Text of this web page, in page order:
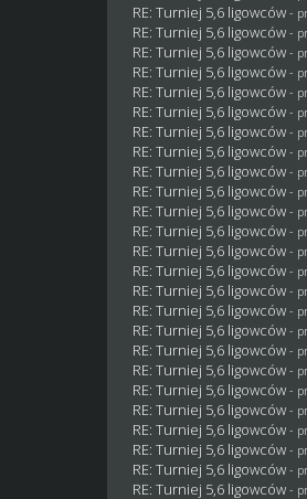
RE: Turniej 5,6 ligowców -
RE: Turniej 5,6 ligowców -
RE: Turniej 5,6 ligowców -
RE: Turniej 5,6 ligowców -
RE: Turniej 5,6 ligowców -
RE: Turniej 5,6 ligowców -
RE: Turniej 5,6 ligowców -
RE: Turniej 5,6 ligowców -
RE: Turniej 5,6 ligowców -
RE: Turniej 5,6 ligowców -
RE: Turniej 5,6 ligowców -
RE: Turniej 5,6 ligowców -
RE: Turniej 5,6 ligowców -
RE: Turniej 5,6 ligowców -
RE: Turniej 5,6 ligowców -
RE: Turniej 5,6 ligowców -
RE: Turniej 5,6 ligowców -
RE: Turniej 5,6 ligowców -
RE: Turniej 5,6 ligowców -
RE: Turniej 5,6 ligowców -
RE: Turniej 5,6 ligowców -
RE: Turniej 5,6 ligowców -
RE: Turniej 5,6 ligowców -
RE: Turniej 5,6 ligowców -
RE: Turniej 5,6 ligowców -